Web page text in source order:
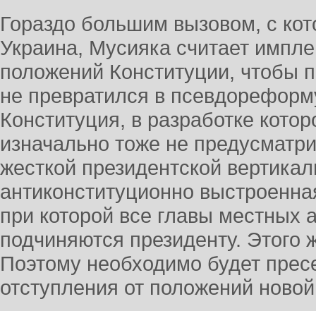
Гораздо большим вызовом, с
Украина, Мусияка считает
положений Конституции, чтобы
не превратился в
Конституция, в разработке
изначально тоже не
жесткой президентской
антиконституционно
при которой все главы местных
подчиняются президенту. Этого
Поэтому необходимо будет
отступления от положений